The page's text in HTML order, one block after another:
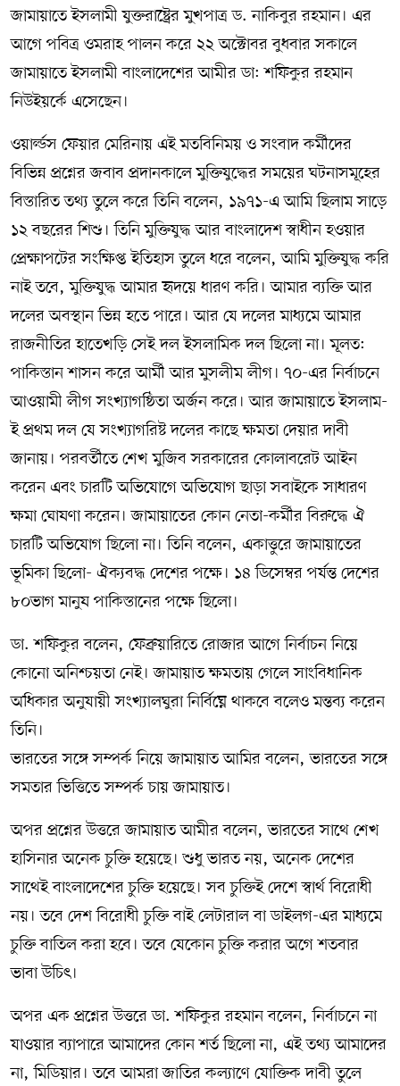
জামায়াতে ইসলামী যুক্তরাষ্ট্রের মুখপাত্র ড. নাকিবুর রহমান। এর
আগে পবিত্র ওমরাহ পালন করে ২২ অক্টোবর বুধবার সকালে
জামায়াতে ইসলামী বাংলাদেশের আমীর ডা: শফিকুর রহমান
নিউইয়র্কে এসেছেন।
ওয়ার্ল্ডস ফেয়ার মেরিনায় এই মতবিনিময় ও সংবাদ কর্মীদের
বিভিন্ন প্রশ্নের জবাব প্রদানকালে মুক্তিযুদ্ধের সময়ের ঘটনাসমূহের
বিস্তারিত তথ্য তুলে করে তিনি বলেন, ১৯৭১-এ আমি ছিলাম সাড়ে
১২ বছরের শিশু। তিনি মুক্তিযুদ্ধ আর বাংলাদেশ স্বাধীন হওয়ার
প্রেক্ষাপটের সংক্ষিপ্ত ইতিহাস তুলে ধরে বলেন, আমি মুক্তিযুদ্ধ করি
নাই তবে, মুক্তিযুদ্ধ আমার হৃদয়ে ধারণ করি। আমার ব্যক্তি আর
দলের অবস্থান ভিন্ন হতে পারে। আর যে দলের মাধ্যমে আমার
রাজনীতির হাতেখড়ি সেই দল ইসলামিক দল ছিলো না। মূলত:
পাকিস্তান শাসন করে আর্মী আর মুসলীম লীগ। ৭০-এর নির্বাচনে
আওয়ামী লীগ সংখ্যাগষ্ঠিতা অর্জন করে। আর জামায়াতে ইসলাম-
ই প্রথম দল যে সংখ্যাগরিষ্ট দলের কাছে ক্ষমতা দেয়ার দাবী
জানায়। পরবর্তীতে শেখ মুজিব সরকারের কোলাবরেট আইন
করেন এবং চারটি অভিযোগে অভিযোগ ছাড়া সবাইকে সাধারণ
ক্ষমা ঘোষণা করেন। জামায়াতের কোন নেতা-কর্মীর বিরুদ্ধে ঐ
চারটি অভিযোগ ছিলো না। তিনি বলেন, একাত্তুরে জামায়াতের
ভূমিকা ছিলো- ঐক্যবদ্ধ দেশের পক্ষে। ১৪ ডিসেম্বর পর্যন্ত দেশের
৮০ভাগ মানুষ পাকিস্তানের পক্ষে ছিলো।
ডা. শফিকুর বলেন, ফেব্রুয়ারিতে রোজার আগে নির্বাচন নিয়ে
কোনো অনিশ্চয়তা নেই। জামায়াত ক্ষমতায় গেলে সাংবিধানিক
অধিকার অনুযায়ী সংখ্যালঘুরা নির্বিঘ্নে থাকবে বলেও মন্তব্য করেন
তিনি।
ভারতের সঙ্গে সম্পর্ক নিয়ে জামায়াত আমির বলেন, ভারতের সঙ্গে
সমতার ভিত্তিতে সম্পর্ক চায় জামায়াত।
অপর প্রশ্নের উত্তরে জামায়াত আমীর বলেন, ভারতের সাথে শেখ
হাসিনার অনেক চুক্তি হয়েছে। শুধু ভারত নয়, অনেক দেশের
সাথেই বাংলাদেশের চুক্তি হয়েছে। সব চুক্তিই দেশে স্বার্থ বিরোধী
নয়। তবে দেশ বিরোধী চুক্তি বাই লেটারাল বা ডাইলগ-এর মাধ্যমে
চুক্তি বাতিল করা হবে। তবে যেকোন চুক্তি করার অগে শতবার
ভাবা উচিৎ।
অপর এক প্রশ্নের উত্তরে ডা. শফিকুর রহমান বলেন, নির্বাচনে না
যাওয়ার ব্যাপারে আমাদের কোন শর্ত ছিলো না, এই তথ্য আমাদের
না, মিডিয়ার। তবে আমরা জাতির কল্যাণে যোক্তিক দাবী তুলে